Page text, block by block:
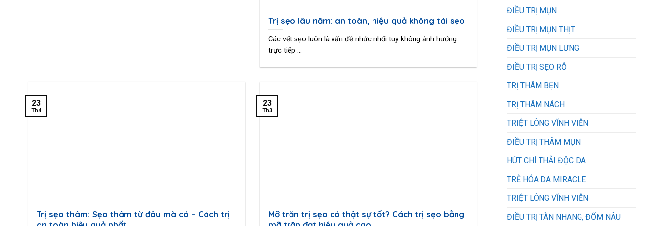
Trị sẹo lâu năm: an toàn, hiệu quả không tái sẹo
Các vết sẹo luôn là vấn đề nhức nhối tuy không ảnh hưởng
trực tiếp ...
Trị sẹo thâm: Sẹo thâm từ đâu mà có – Cách trị
23
Th4
Mỡ trăn trị sẹo có thật sự tốt? Cách trị sẹo bằng
23
Th3
ĐIỀU TRỊ MỤN
ĐIỀU TRỊ MỤN THỊT
ĐIỀU TRỊ MỤN LƯNG
ĐIỀU TRỊ SẸO RỖ
TRỊ THÂM BẸN
TRỊ THÂM NÁCH
TRIỆT LÔNG VĨNH VIỄN
ĐIỀU TRỊ THÂM MỤN
HÚT CHÌ THẢI ĐỘC DA
TRẺ HÓA DA MIRACLE
TRIỆT LÔNG VĨNH VIỄN
ĐIỀU TRỊ TÀN NHANG, ĐỐM NÂU